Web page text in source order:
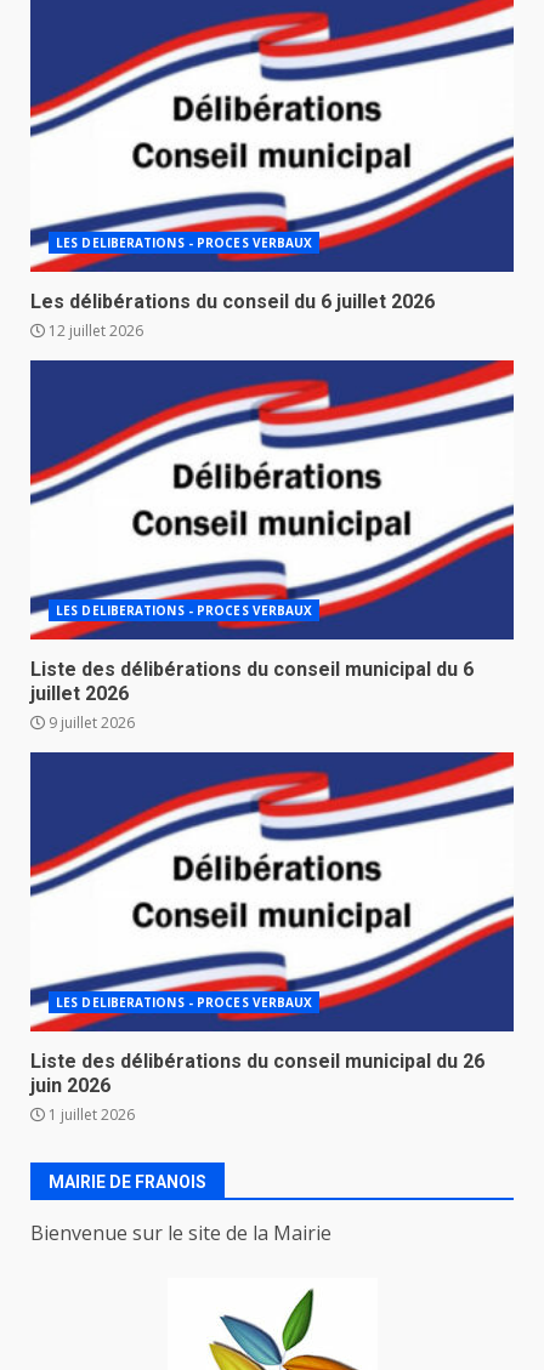
LES DELIBERATIONS - PROCES VERBAUX
Les délibérations du conseil du 6 juillet 2026
12 juillet 2026
LES DELIBERATIONS - PROCES VERBAUX
Liste des délibérations du conseil municipal du 6
juillet 2026
9 juillet 2026
LES DELIBERATIONS - PROCES VERBAUX
Liste des délibérations du conseil municipal du 26
juin 2026
1 juillet 2026
MAIRIE DE FRANOIS
Bienvenue sur le site de la Mairie